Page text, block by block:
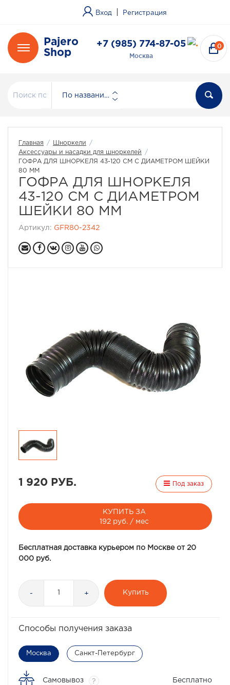
Вход Регистрация
Pajero
Shop
+7 (985) 774-87-05
Москва
0
По названию
Главная / Шноркели
/
Аксессуары и насадки для шноркелей
/
ГОФРА ДЛЯ ШНОРКЕЛЯ 43-120 СМ С ДИАМЕТРОМ ШЕЙКИ
80 ММ
ГОФРА ДЛЯ ШНОРКЕЛЯ
43-120 СМ С ДИАМЕТРОМ
ШЕЙКИ 80 ММ
Артикул: GFR80-2342
1 920 РУБ. Под заказ
КУПИТЬ ЗА
192 руб. / мес
Бесплатная доставка курьером по Москве от 20
000 руб.
- + Купить
Способы получения заказа
Москва Санкт-Петербург
Самовывоз ? Бесплатно